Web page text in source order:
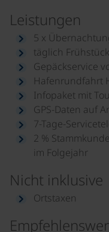
Leistungen
5 x
täglich
Gepäckservice
Hafenrundfahrt
Infopaket mit
GPS-Daten auf
7-Tage-
2 %
im Folgejahr
Nicht inklusive
Ortstaxen